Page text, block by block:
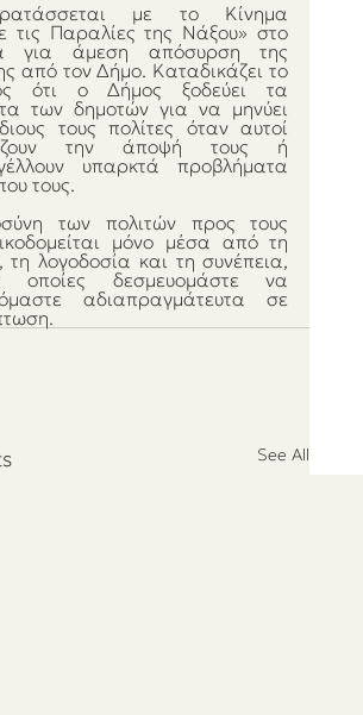
με το Κίνημα
τις Παραλίες της Νάξου» στο
για άμεση απόσυρση της
από τον Δήμο. Καταδικάζει το
ότι ο Δήμος ξοδεύει τα
των δημοτών για να μηνύει
τους πολίτες όταν αυτοί
την άποψή τους ή
υπαρκτά προβλήματα
τους.
των πολιτών προς τους
μόνο μέσα από τη
τη λογοδοσία και τη συνέπεια,
οποίες δεσμευομάστε να
αδιαπραγμάτευτα σε
See All